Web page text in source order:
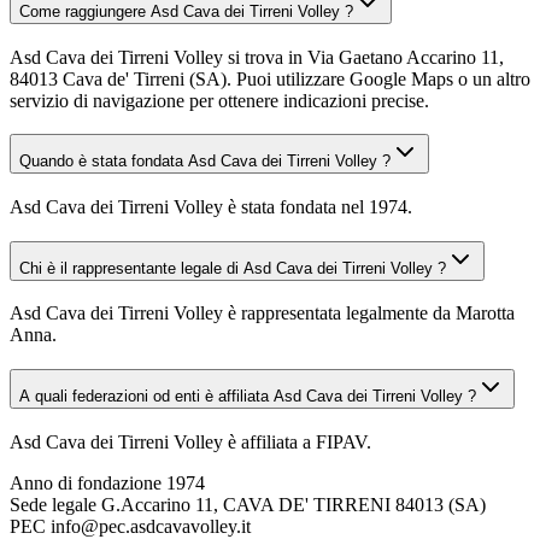
Come raggiungere Asd Cava dei Tirreni Volley ?
Asd Cava dei Tirreni Volley si trova in Via Gaetano Accarino 11,
84013 Cava de' Tirreni (SA). Puoi utilizzare Google Maps o un altro
servizio di navigazione per ottenere indicazioni precise.
Quando è stata fondata Asd Cava dei Tirreni Volley ?
Asd Cava dei Tirreni Volley è stata fondata nel 1974.
Chi è il rappresentante legale di Asd Cava dei Tirreni Volley ?
Asd Cava dei Tirreni Volley è rappresentata legalmente da Marotta
Anna.
A quali federazioni od enti è affiliata Asd Cava dei Tirreni Volley ?
Asd Cava dei Tirreni Volley è affiliata a FIPAV.
Anno di fondazione 1974
Sede legale G.Accarino 11, CAVA DE' TIRRENI 84013 (SA)
PEC info@pec.asdcavavolley.it